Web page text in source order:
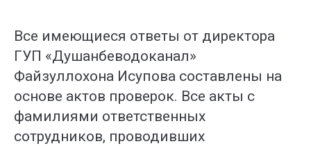
Все имеющиеся ответы от директора
ГУП «Душанбеводоканал»
Файзуллохона Исупова составлены на
основе актов проверок. Все акты с
фамилиями ответственных
сотрудников, проводивших